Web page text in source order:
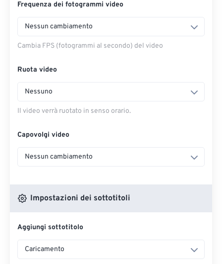
Frequenza dei fotogrammi video
Nessun cambiamento
Cambia FPS (fotogrammi al secondo) del video
Ruota video
Nessuno
Il video verrà ruotato in senso orario.
Capovolgi video
Nessun cambiamento
Impostazioni dei sottotitoli
Aggiungi sottotitolo
Caricamento